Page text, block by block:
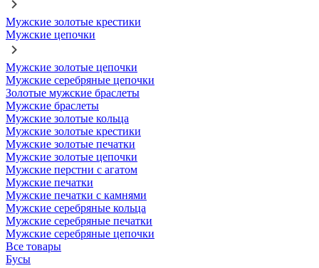
Мужские золотые крестики
Мужские цепочки
Мужские золотые цепочки
Мужские серебряные цепочки
Золотые мужские браслеты
Мужские браслеты
Мужские золотые кольца
Мужские золотые крестики
Мужские золотые печатки
Мужские золотые цепочки
Мужские перстни с агатом
Мужские печатки
Мужские печатки с камнями
Мужские серебряные кольца
Мужские серебряные печатки
Мужские серебряные цепочки
Все товары
Бусы